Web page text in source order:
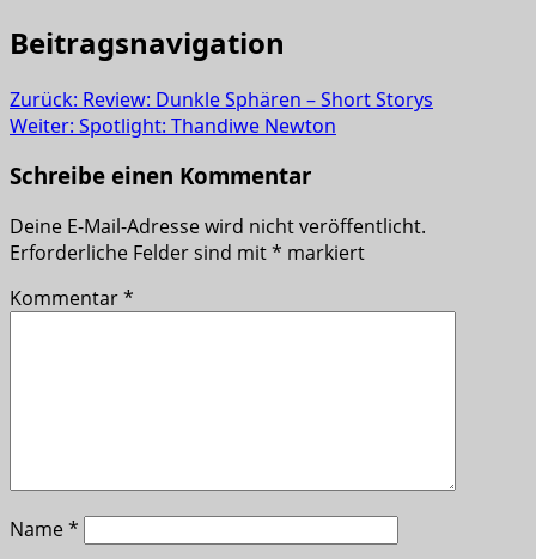
Beitragsnavigation
Zurück: Review: Dunkle Sphären – Short Storys
Weiter: Spotlight: Thandiwe Newton
Schreibe einen Kommentar
Deine E-Mail-Adresse wird nicht veröffentlicht.
Erforderliche Felder sind mit* markiert
Kommentar*
Name*